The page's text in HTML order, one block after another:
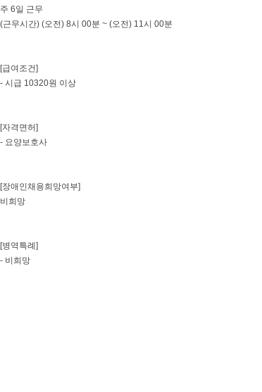
주 6일 근무
(근무시간) (오전) 8시 00분 ~ (오전) 11시 00분
[급여조건]
- 시급 10320원 이상
[자격면허]
- 요양보호사
[장애인채용희망여부]
비희망
[병역특례]
- 비희망